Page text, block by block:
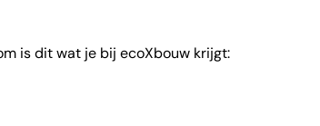
is dit wat je bij ecoXbouw krijgt: